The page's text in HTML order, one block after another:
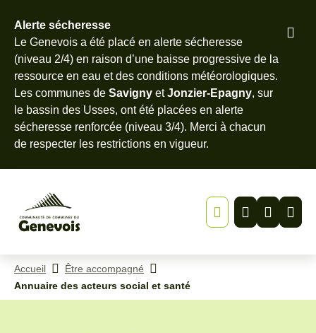
Alerte sécheresse
Le Genevois a été placé en alerte sécheresse
(niveau 2/4) en raison d’une baisse progressive de la
ressource en eau et des conditions météorologiques.
Les communes de Savigny etJonzier-Epagny, sur
le bassin des Usses, ont été placées en alerte
sécheresse renforcée (niveau 3/4). Merci à chacun
de respecter les restrictions en vigueur.
Accueil
Être accompagné
Annuaire des acteurs social et santé